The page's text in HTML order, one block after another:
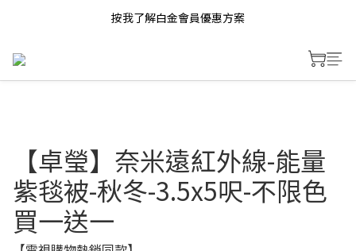
按我了解白金會員優惠方案
【卓瑩】奈米遠紅外線-能量
紫毯被-秋冬-3.5x5呎-不限色
買一送一